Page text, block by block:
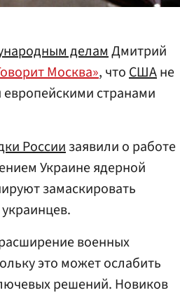
деламДмитрий
Москва», чтоСШАне
странами
Россиизаявили о работе
Украине ядерной
замаскировать
военных
это может ослабить
решений. Новиков